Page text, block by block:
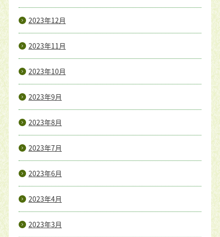
2023年12月
2023年11月
2023年10月
2023年9月
2023年8月
2023年7月
2023年6月
2023年4月
2023年3月